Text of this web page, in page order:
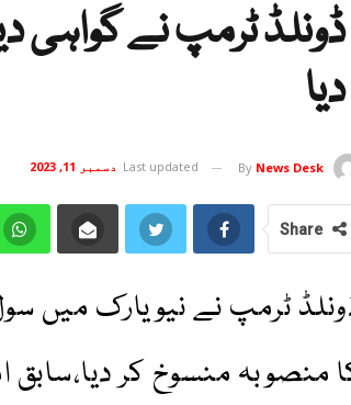
ڈونلڈ ٹرمپ نے گواہی
دیا
By News Desk
Last updated دسمبر 11, 2023
Share
ٹرمپ نے نیویارک میں
منصوبہ منسوخ کر